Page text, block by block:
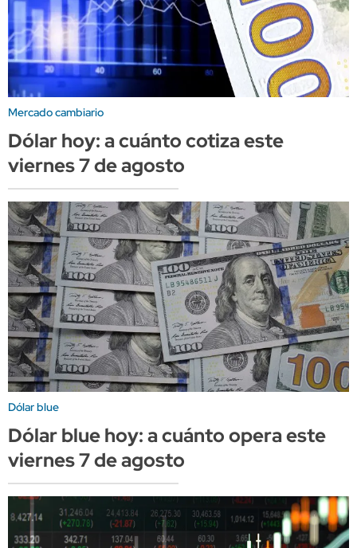
Mercado cambiario
Dólar hoy: a cuánto cotiza este
viernes 7 de agosto
Dólar blue
Dólar blue hoy: a cuánto opera este
viernes 7 de agosto